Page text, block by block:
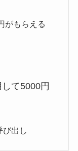
がもらえる
て5000円
び出し